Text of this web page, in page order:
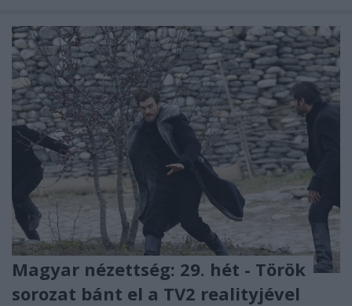
Magyar nézettség: 29. hét - Török
sorozat bánt el a TV2 realityjével